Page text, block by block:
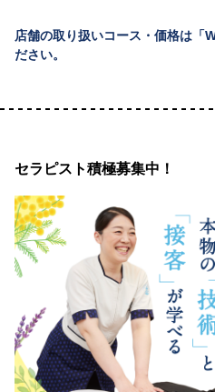
店舗の取り扱いコース・価格は「
ださい。
セラピスト積極募集中！